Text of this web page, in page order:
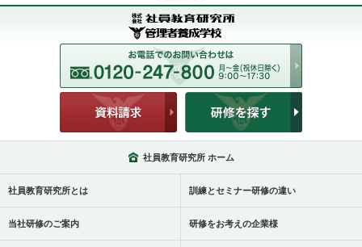
社員教育研究所 ホーム
社員教育研究所とは 訓練とセミナー研修の違い
当社研修のご案内 研修をお考えの企業様